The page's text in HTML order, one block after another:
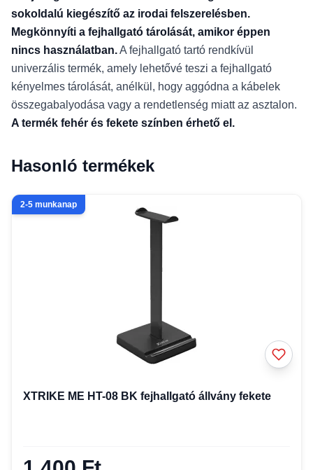
sokoldalú kiegészítő az irodai felszerelésben.
Megkönnyíti a fejhallgató tárolását, amikor éppen
nincs használatban.A fejhallgató tartó rendkívül
univerzális termék, amely lehetővé teszi a fejhallgató
kényelmes tárolását, anélkül, hogy aggódna a kábelek
összegabalyodása vagy a rendetlenség miatt az asztalon.
A termék fehér és fekete színben érhető el.
Hasonló termékek
2-5 munkanap
XTRIKE ME HT-08 BK fejhallgató állvány fekete